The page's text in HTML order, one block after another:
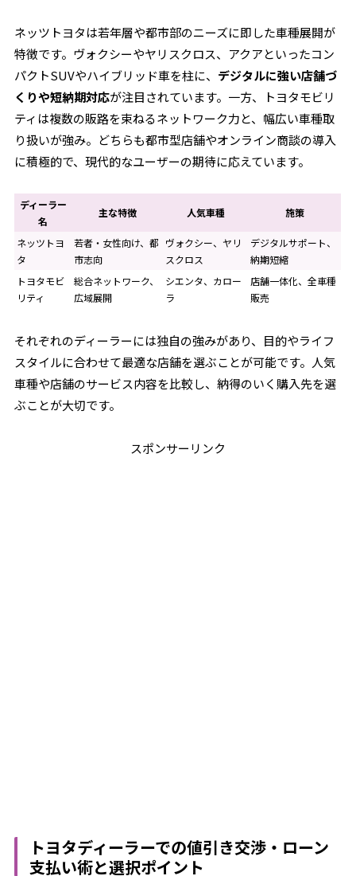
ネッツトヨタは若年層や都市部のニーズに即した車種展開が
特徴です。ヴォクシーやヤリスクロス、アクアといったコン
パクトSUVやハイブリッド車を柱に、 デジタルに強い店舗づ
くりや短納期対応が注目されています。一方、トヨタモビリ
ティは複数の販路を束ねるネットワーク力と、幅広い車種取
り扱いが強み。どちらも都市型店舗やオンライン商談の導入
に積極的で、現代的なユーザーの期待に応えています。
ディーラー
名
主な特徴 人気車種 施策
ネッツトヨ
タ
若者・女性向け、都
市志向
ヴォクシー、ヤリ
スクロス
デジタルサポート、
納期短縮
トヨタモビ
リティ
総合ネットワーク、
広域展開
シエンタ、カロー
ラ
店舗一体化、全車種
販売
それぞれのディーラーには独自の強みがあり、目的やライフ
スタイルに合わせて最適な店舗を選ぶことが可能です。人気
車種や店舗のサービス内容を比較し、納得のいく購入先を選
ぶことが大切です。
スポンサーリンク
トヨタディーラーでの値引き交渉・ローン
支払い術と選択ポイント